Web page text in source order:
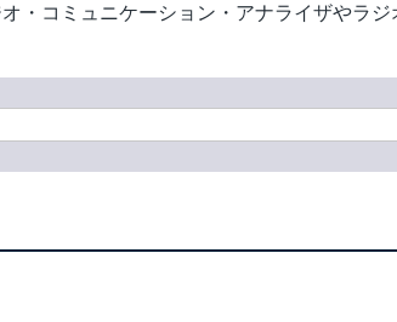
・コミュニケーション・アナライザやラ